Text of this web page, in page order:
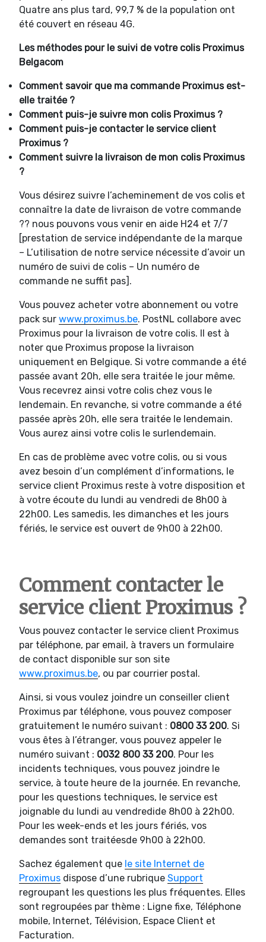
Quatre ans plus tard, 99,7 % de la population ont
été couvert en réseau 4G.
Les méthodes pour le suivi de votre colis Proximus
Belgacom
Comment savoir que ma commande Proximus est-
elle traitée ?
Comment puis-je suivre mon colis Proximus ?
Comment puis-je contacter le service client
Proximus ?
Comment suivre la livraison de mon colis Proximus
?
Vous désirez suivre l’acheminement de vos colis et
connaître la date de livraison de votre commande
?? nous pouvons vous venir en aide H24 et 7/7
[prestation de service indépendante de la marque
– L’utilisation de notre service nécessite d’avoir un
numéro de suivi de colis – Un numéro de
commande ne suffit pas].
Vous pouvez acheter votre abonnement ou votre
pack sur www.proximus.be. PostNL collabore avec
Proximus pour la livraison de votre colis. Il est à
noter que Proximus propose la livraison
uniquement en Belgique. Si votre commande a été
passée avant 20h, elle sera traitée le jour même.
Vous recevrez ainsi votre colis chez vous le
lendemain. En revanche, si votre commande a été
passée après 20h, elle sera traitée le lendemain.
Vous aurez ainsi votre colis le surlendemain.
En cas de problème avec votre colis, ou si vous
avez besoin d’un complément d’informations, le
service client Proximus reste à votre disposition et
à votre écoute du lundi au vendredi de 8h00 à
22h00. Les samedis, les dimanches et les jours
fériés, le service est ouvert de 9h00 à 22h00.
Comment contacter le
service client Proximus ?
Vous pouvez contacter le service client Proximus
par téléphone, par email, à travers un formulaire
de contact disponible sur son site
www.proximus.be, ou par courrier postal.
Ainsi, si vous voulez joindre un conseiller client
Proximus par téléphone, vous pouvez composer
gratuitement le numéro suivant : 0800 33 200. Si
vous êtes à l’étranger, vous pouvez appeler le
numéro suivant : 0032 800 33 200. Pour les
incidents techniques, vous pouvez joindre le
service, à toute heure de la journée. En revanche,
pour les questions techniques, le service est
joignable du lundi au vendredide 8h00 à 22h00.
Pour les week-ends et les jours fériés, vos
demandes sont traitéesde 9h00 à 22h00.
Sachez également que le site Internet de
Proximus dispose d’une rubrique Support
regroupant les questions les plus fréquentes. Elles
sont regroupées par thème : Ligne fixe, Téléphone
mobile, Internet, Télévision, Espace Client et
Facturation.